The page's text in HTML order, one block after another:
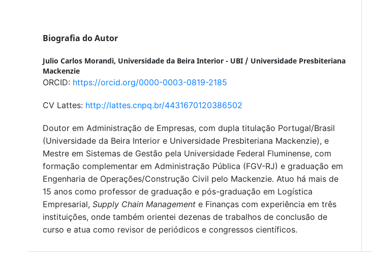
Biografia do Autor
Julio Carlos Morandi, Universidade da Beira Interior - UBI / Universidade Presbiteriana
Mackenzie
ORCID: https://orcid.org/0000-0003-0819-2185
CV Lattes: http://lattes.cnpq.br/4431670120386502
Doutor em Administração de Empresas, com dupla titulação Portugal/Brasil
(Universidade da Beira Interior e Universidade Presbiteriana Mackenzie), e
Mestre em Sistemas de Gestão pela Universidade Federal Fluminense, com
formação complementar em Administração Pública (FGV-RJ) e graduação em
Engenharia de Operações/Construção Civil pelo Mackenzie. Atuo há mais de
15 anos como professor de graduação e pós-graduação em Logística
Empresarial, Supply Chain Managemente Finanças com experiência em três
instituições, onde também orientei dezenas de trabalhos de conclusão de
curso e atua como revisor de periódicos e congressos científicos.